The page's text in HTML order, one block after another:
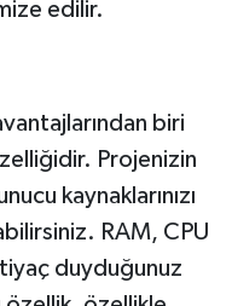
edilir.
biri
Projenizin
kaynaklarınızı
RAM, CPU
duyduğunuz